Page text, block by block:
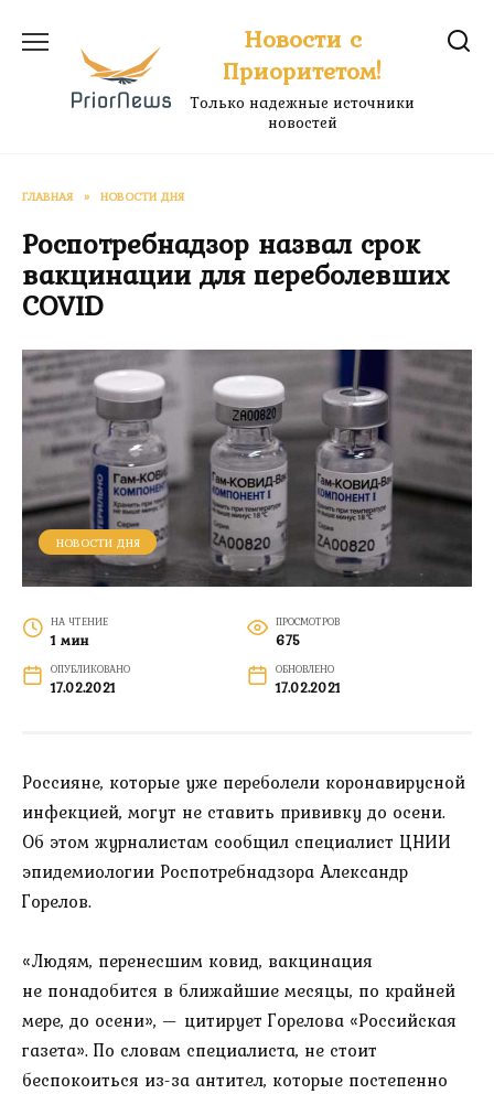
содержанию
Новости с
Приоритетом!
Только надежные источники
новостей
ГЛАВНАЯ » НОВОСТИ ДНЯ
Роспотребнадзор назвал срок
вакцинации для переболевших
COVID
НОВОСТИ ДНЯ
НА ЧТЕНИЕ
1 мин
ПРОСМОТРОВ
675
ОПУБЛИКОВАНО
17.02.2021
ОБНОВЛЕНО
17.02.2021
Россияне, которые уже переболели коронавирусной
инфекцией, могут не ставить прививку до осени.
Об этом журналистам сообщил специалист ЦНИИ
эпидемиологии Роспотребнадзора Александр
Горелов.
«Людям, перенесшим ковид, вакцинация
не понадобится в ближайшие месяцы, по крайней
мере, до осени», — цитирует Горелова «Российская
газета». По словам специалиста, не стоит
беспокоиться из-за антител, которые постепенно